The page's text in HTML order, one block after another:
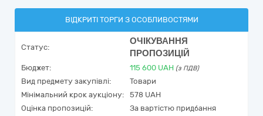
ВІДКРИТІ ТОРГИ З ОСОБЛИВОСТЯМИ
Статус:
ОЧІКУВАННЯ
ПРОПОЗИЦІЙ
Бюджет: 115 600 UAH (з ПДВ)
Вид предмету закупівлі:
Товари
Мінімальний крок аукціону:
578 UAH
Оцінка пропозицій:
За вартістю придбання